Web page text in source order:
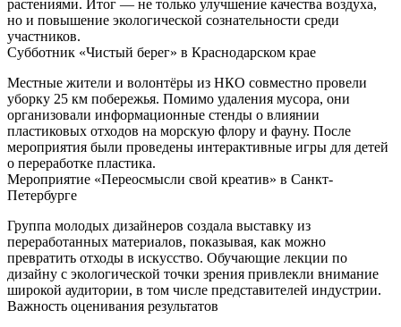
растениями. Итог — не только улучшение качества воздуха,
но и повышение экологической сознательности среди
участников.
Субботник «Чистый берег» в Краснодарском крае
Местные жители и волонтёры из НКО совместно провели
уборку 25 км побережья. Помимо удаления мусора, они
организовали информационные стенды о влиянии
пластиковых отходов на морскую флору и фауну. После
мероприятия были проведены интерактивные игры для детей
о переработке пластика.
Мероприятие «Переосмысли свой креатив» в Санкт-
Петербурге
Группа молодых дизайнеров создала выставку из
переработанных материалов, показывая, как можно
превратить отходы в искусство. Обучающие лекции по
дизайну с экологической точки зрения привлекли внимание
широкой аудитории, в том числе представителей индустрии.
Важность оценивания результатов